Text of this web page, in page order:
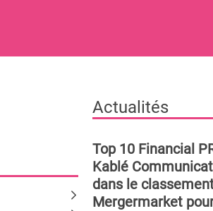
Actualités
Top 10 Financial
Kablé
dans le
Mergermarket